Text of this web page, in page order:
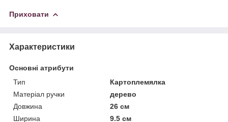
Приховати
Характеристики
Основні атрибути
Тип
Картоплемялка
Матеріал ручки
дерево
Довжина
26 см
Ширина
9.5 см